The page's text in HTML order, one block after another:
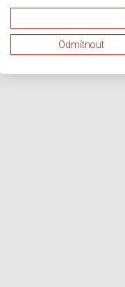
Odmítnout